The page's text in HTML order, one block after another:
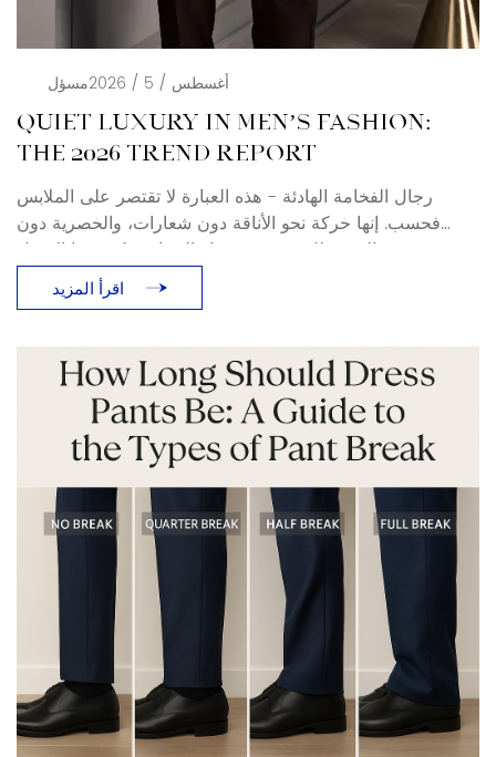
أغسطس / 5 / 2026 مسؤل
QUIET LUXURY IN MEN’S FASHION:
THE 2026 TREND REPORT
رجال الفخامة الهادئة - هذه العبارة لا تقتصر على الملابس
فحسب. إنها حركة نحو الأناقة دون شعارات، والحصرية دون
بهرجة. بالنسبة للمشترين وخبراء الصناعة، يُعيد هذا التحول
تعريف معنى الملابس الرسمية والملابس الرجالية الفاخرة في
عامي 2025 و2026. ما هي الفخامة الهادئة؟ صيحة الفخامة
ليست جديدة، ولكن [...]
اقرأ المزيد